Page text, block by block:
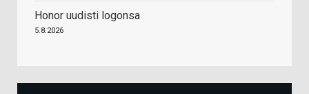
Honor uudisti logonsa
5.8.2026